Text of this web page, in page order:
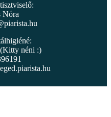
Nóra
néni :)